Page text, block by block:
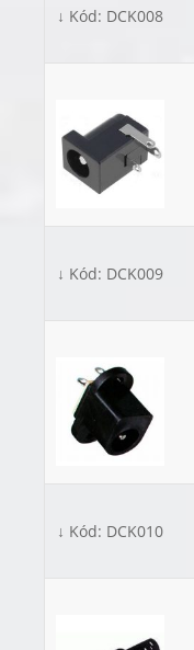
↓ Kód: DCK008
↓ Kód: DCK009
↓ Kód: DCK010